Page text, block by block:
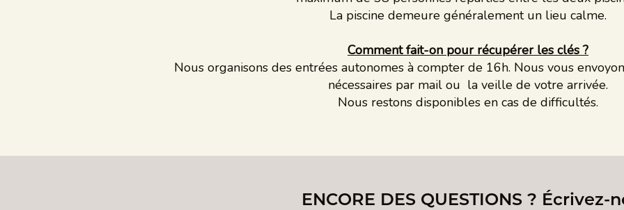
La piscine demeure généralement un lieu calme.
Comment fait-on pour récupérer les clés ?
Nous organisons des entrées autonomes à compter de 16h. Nous vous
nécessaires par mail ou la veille de votre arrivée.
Nous restons disponibles en cas de difficultés.
ENCORE DES QUESTIONS ? Écrivez-